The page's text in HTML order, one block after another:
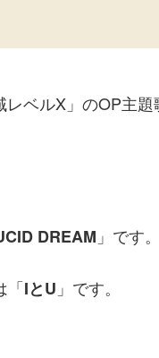
ベルX」のOP主題
DREAM 」です。
「IとU 」です。